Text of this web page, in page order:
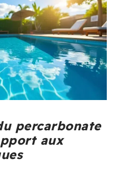
percarbonate
aux